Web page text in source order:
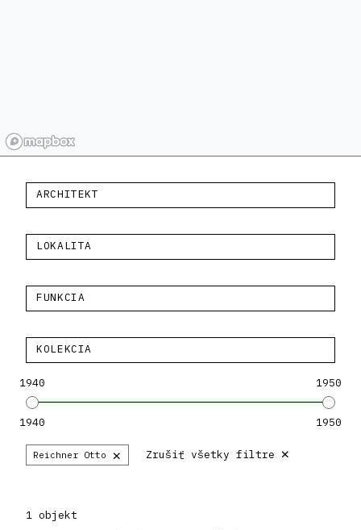
ARCHITEKT
LOKALITA
FUNKCIA
KOLEKCIA
1940 1950
1940 1950
Reichner Otto × Zrušiť všetky filtre ×
1 objekt